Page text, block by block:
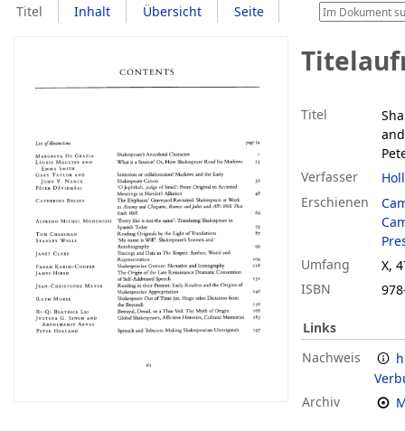
Titel Inhalt Übersicht Seite
Titel
Verfasser
Erschienen
Umfang
X,
ISBN
Links
Nachweis
Archiv